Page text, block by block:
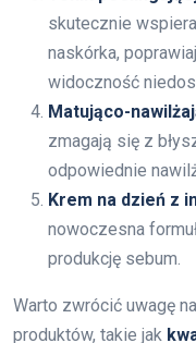
skutecznie
naskórka,
widoczność
Matująco-
zmagają się z
odpowiednie
Krem na dzień z
nowoczesna
produkcję sebum.
Warto zwrócić uwagę
produktów, takie jak